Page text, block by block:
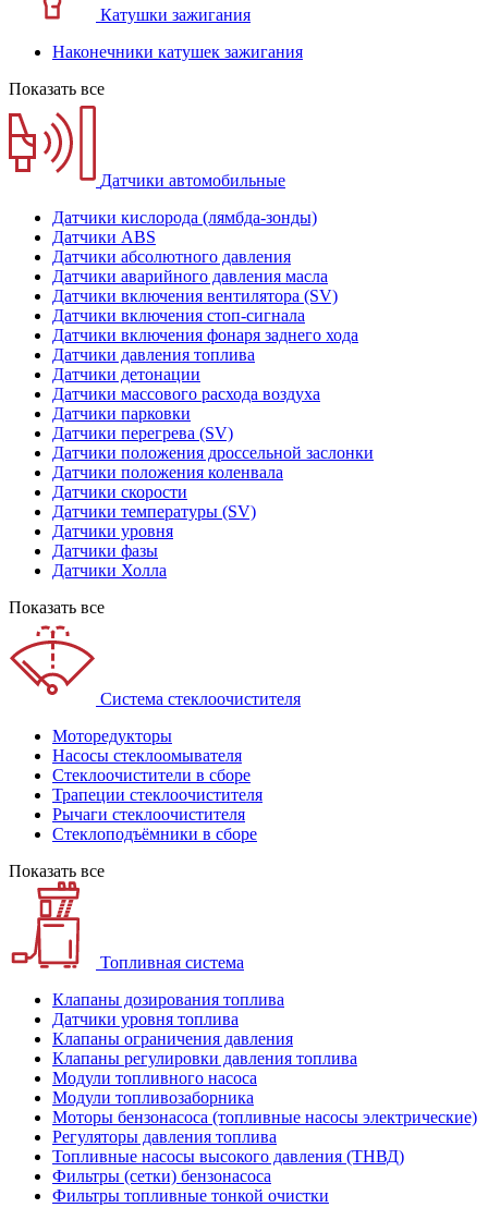
Катушки зажигания
Наконечники катушек зажигания
Показать все
Датчики автомобильные
Датчики кислорода (лямбда-зонды)
Датчики ABS
Датчики абсолютного давления
Датчики аварийного давления масла
Датчики включения вентилятора (SV)
Датчики включения стоп-сигнала
Датчики включения фонаря заднего хода
Датчики давления топлива
Датчики детонации
Датчики массового расхода воздуха
Датчики парковки
Датчики перегрева (SV)
Датчики положения дроссельной заслонки
Датчики положения коленвала
Датчики скорости
Датчики температуры (SV)
Датчики уровня
Датчики фазы
Датчики Холла
Показать все
Система стеклоочистителя
Моторедукторы
Насосы стеклоомывателя
Стеклоочистители в сборе
Трапеции стеклоочистителя
Рычаги стеклоочистителя
Стеклоподъёмники в сборе
Показать все
Топливная система
Клапаны дозирования топлива
Датчики уровня топлива
Клапаны ограничения давления
Клапаны регулировки давления топлива
Модули топливного насоса
Модули топливозаборника
Моторы бензонасоса (топливные насосы электрические)
Регуляторы давления топлива
Топливные насосы высокого давления (ТНВД)
Фильтры (сетки) бензонасоса
Фильтры топливные тонкой очистки